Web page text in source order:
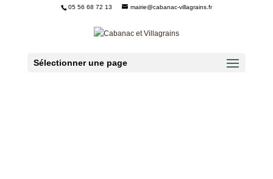
05 56 68 72 13 mairie@cabanac-villagrains.fr
Sélectionner une page